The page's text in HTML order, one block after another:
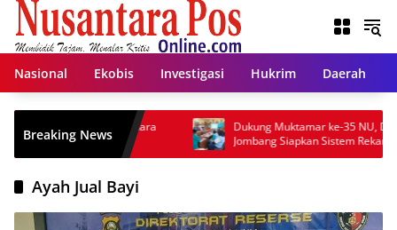
Langsung
konten
Nasional
Ekobis Investigasi Hukrim Daerah
Breaking News
Bupati Muara
Dukung Muktamar ke-35 NU, Dinas
Jombang Siapkan Sistem Rekam Medis
dan Wifi Rakyat
Ayah Jual Bayi